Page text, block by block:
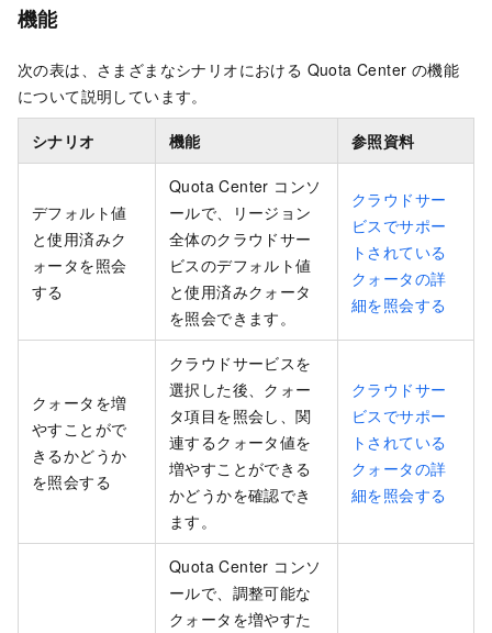
機能
次の表は、さまざまなシナリオにおける Quota Center の機能
について説明しています。
シナリオ 機能 参照資料
デフォルト値
と使用済みク
ォータを照会
する
Quota Center コンソ
ールで、リージョン
全体のクラウドサー
ビスのデフォルト値
と使用済みクォータ
を照会できます。
クラウドサー
ビスでサポー
トされている
クォータの詳
細を照会する
クォータを増
やすことがで
きるかどうか
を照会する
クラウドサービスを
選択した後、クォー
タ項目を照会し、関
連するクォータ値を
増やすことができる
かどうかを確認でき
ます。
クラウドサー
ビスでサポー
トされている
クォータの詳
細を照会する
Quota Center コンソ
ールで、調整可能な
クォータを増やすた